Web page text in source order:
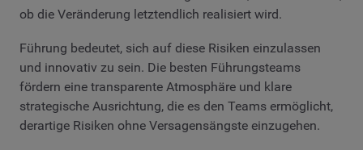
ob die Veränderung letztendlich realisiert wird.
Führung bedeutet, sich auf diese Risiken einzulassen
und innovativ zu sein. Die besten Führungsteams
fördern eine transparente Atmosphäre und klare
strategische Ausrichtung, die es den Teams ermöglicht,
derartige Risiken ohne Versagensängste einzugehen.